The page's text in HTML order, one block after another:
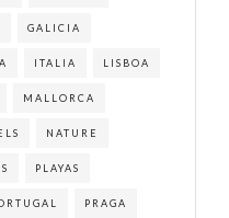
GALICIA
ITALIA LISBOA
MALLORCA
NATURE
PLAYAS
PRAGA